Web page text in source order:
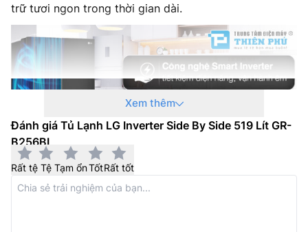
trữ tươi ngon trong thời gian dài.
Xem thêm
Đánh giá Tủ Lạnh LG Inverter Side By Side 519 Lít GR-
B256BL
Rất tệ Tệ Tạm ổnTốtRất tốt